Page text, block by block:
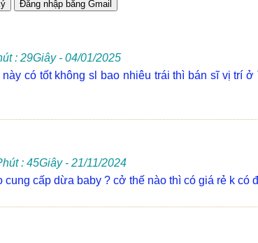
: 29Giây - 04/01/2025
có tốt không sl bao nhiêu trái thì bán sĩ vị trí
: 45Giây - 21/11/2024
cung cấp dừa baby ? cở thế nào thì có giá rẻ k có